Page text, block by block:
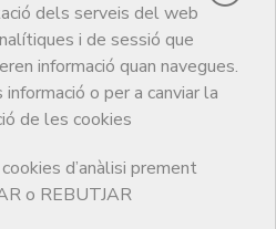
dels serveis del web
i de sessió que
informació quan navegues.
informació o per a canviar la
de les cookies
d’anàlisi prement
o REBUTJAR
col·legials